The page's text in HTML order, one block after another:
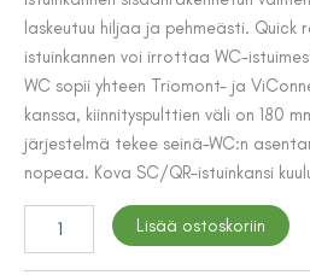
laskeutuu hiljaa ja pehmeästi. Quick
istuinkannen voi irrottaa WC-
WC sopii yhteen Triomont- ja
kanssa, kiinnityspulttien väli on 180
järjestelmä tekee seinä-WC:n
nopeaa. Kova SC/QR-istuinkansi
Lisää ostoskoriin